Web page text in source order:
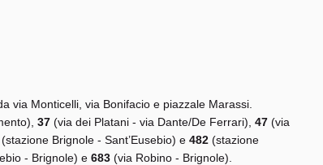
via Monticelli, via Bonifacio e piazzale Marassi.
37 (via dei Platani - via Dante/De Ferrari), 47 (via
(stazione Brignole - Sant’Eusebio) e 482 (stazione
- Brignole) e 683 (via Robino - Brignole).